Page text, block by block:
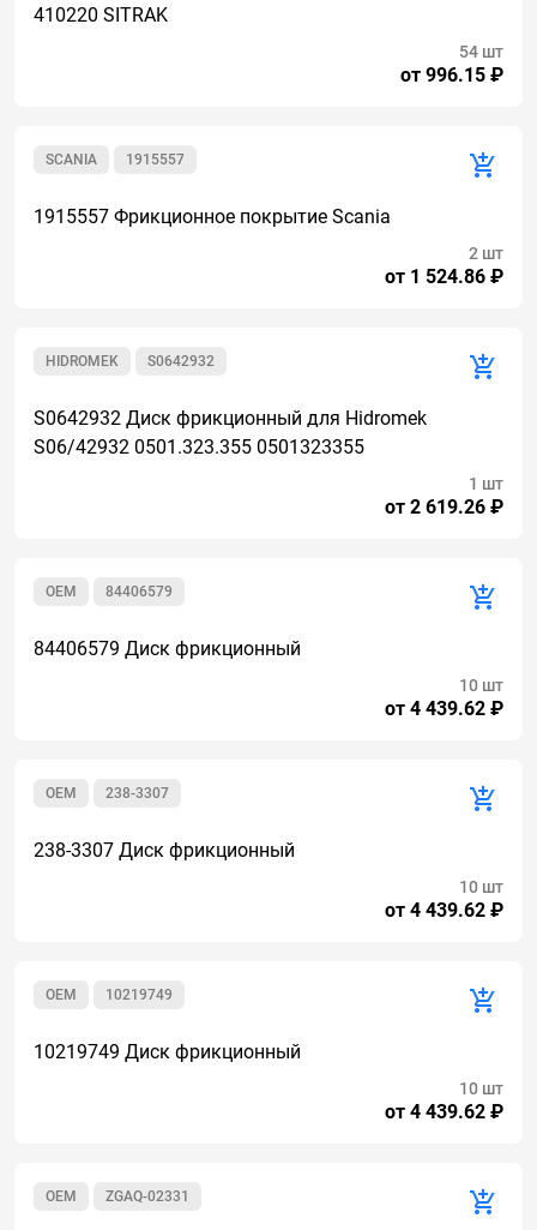
410220 SITRAK
от 996.15 ₽
54 шт
1915557
SCANIA
1915557 Фрикционное покрытие Scania
от 1 524.86 ₽
2 шт
S0642932
HIDROMEK
S0642932 Диск фрикционный для Hidromek
S06/42932 0501.323.355 0501323355
от 2 619.26 ₽
1 шт
84406579
OEM
84406579 Диск фрикционный
от 4 439.62 ₽
10 шт
238-3307
OEM
238-3307 Диск фрикционный
от 4 439.62 ₽
10 шт
10219749
OEM
10219749 Диск фрикционный
от 4 439.62 ₽
10 шт
ZGAQ-02331
OEM